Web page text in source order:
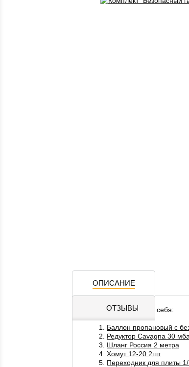
ОПИСАНИЕ
ОТЗЫВЫ
Комплект включает в себя:
Баллон пропановый с
Редуктор Cavagna 30
Шланг Россия 2 метра
Хомут 12-20 2шт
Переходник для плиты